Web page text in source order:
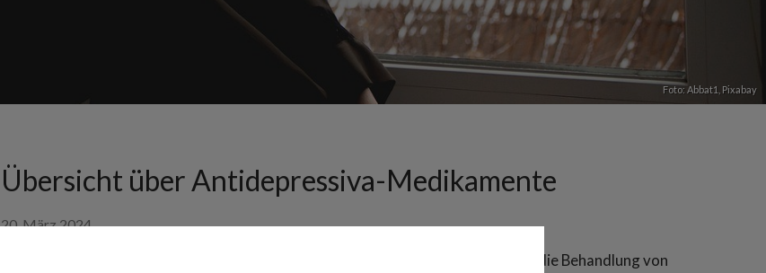
Foto: Abbat1, Pixabay
Übersicht über Antidepressiva-Medikamente
20. März 2024
Antidepressiva sind Medikamente, die vorrangig - wie der Name schon sagt - für die Behandlung von